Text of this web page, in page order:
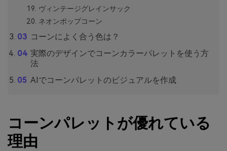
ヴィンテージグレインサック
ネオンポップコーン
コーンによく合う色は？
実際のデザインでコーンカラーパレットを使う方
法
AIでコーンパレットのビジュアルを作成
コーンパレットが優れている
理由